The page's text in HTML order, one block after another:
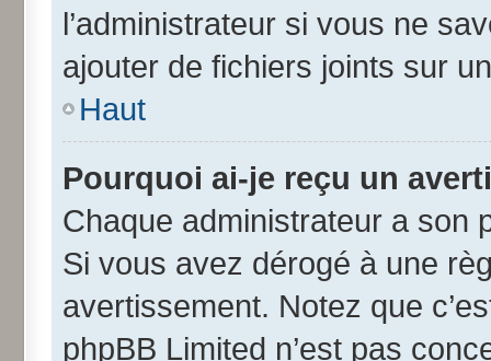
l’administrateur si vous ne
ajouter de fichiers joints sur
Haut
Pourquoi ai-je reçu un
Chaque administrateur a son
Si vous avez dérogé à une
avertissement. Notez que
phpBB Limited n’est pas